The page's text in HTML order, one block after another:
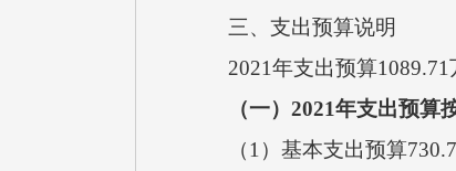
三、支出预算说明
2021年支出预算1089.71
（一） 2021年支出预算
（1）基本支出预算